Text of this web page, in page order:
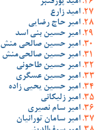
امید پورقنبر
امید زارع
امیر حاج رضایی
امیر حسین بنی اسد
امیر حسین صالحی منش
امیر حسین صالحی‌منش
امیر حسین طاحونی
امیر حسین عسگری
امیر حسین یحیی زاده
امیر زلیکانی
امیر سام نصیری
امیر سامان تورانیان